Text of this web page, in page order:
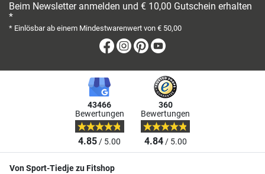
Beim Newsletter anmelden und € 10,00 Gutschein erhalten
*
* Einlösbar ab einem Mindestwarenwert von € 50,00
Facebook
Instagram
Pinterest
43466
Bewertungen
4.85/ 5.00
360
Bewertungen
4.84/ 5.00
Von Sport-Tiedje zu Fitshop